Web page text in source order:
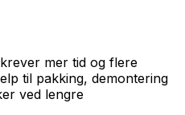
mer tid og flere
til pakking, demontering
ved lengre